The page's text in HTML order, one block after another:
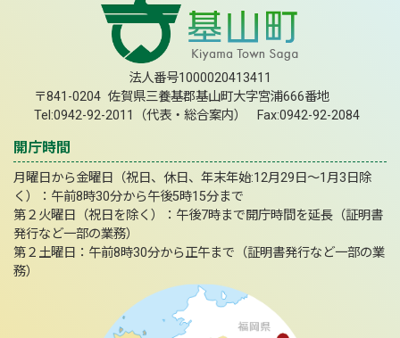
法人番号1000020413411
〒841-0204 佐賀県三養基郡基山町大字宮浦666番地
Tel:0942-92-2011（代表・総合案内） Fax:0942-92-2084
開庁時間
月曜日から金曜日（祝日、休日、年末年始:12月29日～1月3日除
く）：午前8時30分から午後5時15分まで
第２火曜日（祝日を除く）：午後7時まで開庁時間を延長（証明書
発行など一部の業務）
第２土曜日：午前8時30分から正午まで（証明書発行など一部の業
務）